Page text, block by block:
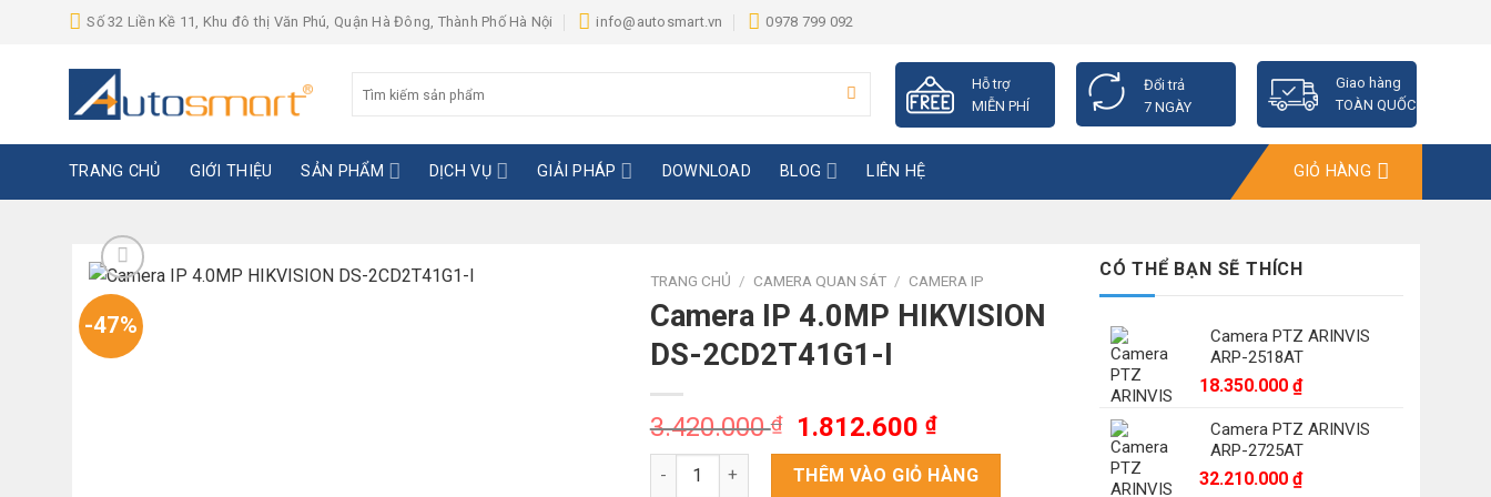
Số 32 Liền Kề 11, Khu đô thị Văn Phú, Quận Hà Đông, Thành Phố Hà Nội info@autosmart.vn 0978 799 092
kiếm:
Hỗ trợ
MIỄN PHÍ
Đổi trả
7 NGÀY
Giao hàng
TOÀN QUỐC
TRANG CHỦ GIỚI THIỆU SẢN PHẨM DỊCH VỤ GIẢI PHÁP DOWNLOAD BLOG LIÊN HỆ GIỎ HÀNG
-47%
TRANG CHỦ / CAMERA QUAN SÁT / CAMERA IP
Camera IP 4.0MP HIKVISION
DS-2CD2T41G1-I
3.420.000₫
Giá
gốc
là:
1.812.600 ₫Giá
hiện
tại
Camera IP 4.0MP HIKVISION DS-2CD2T41G1-I số lượng
THÊM VÀO GIỎ HÀNG
CÓ THỂ BẠN SẼ THÍCH
Camera PTZ ARINVIS
ARP-2518AT
18.350.000 ₫
Camera PTZ ARINVIS
ARP-2725AT
32.210.000 ₫